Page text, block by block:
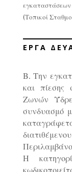
(Τοπικοί
ΕΡΓΑ
Β. Την
και πίεσης
Ζωνών
συνδυασμό
Η